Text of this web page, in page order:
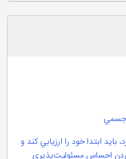
ابتدا خود را ارزيابي کند و
احساس مسئوليت‌پذيري